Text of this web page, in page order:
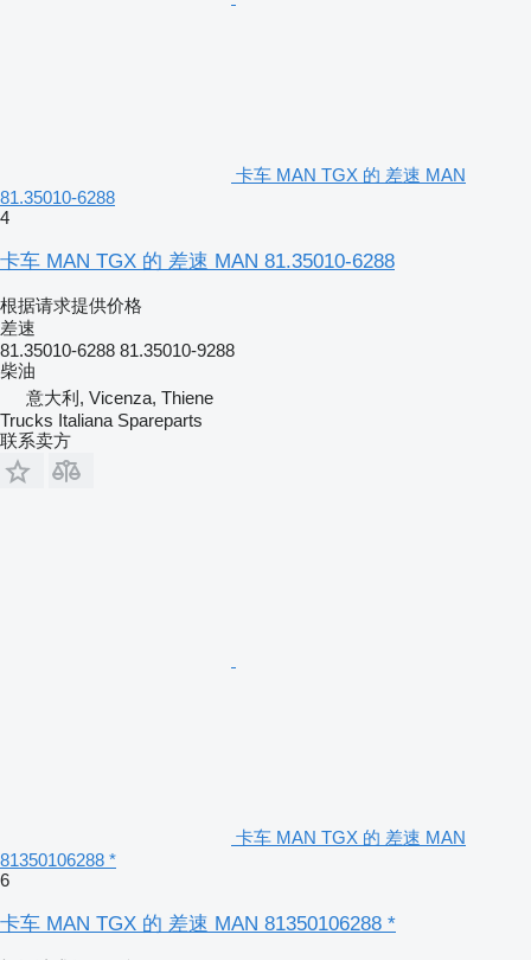
卡车 MAN TGX 的 差速 MAN
81.35010-6288
4
卡车 MAN TGX 的 差速 MAN 81.35010-6288
根据请求提供价格
差速
81.35010-6288 81.35010-9288
柴油
意大利, Vicenza, Thiene
Trucks Italiana Spareparts
联系卖方
卡车 MAN TGX 的 差速 MAN
81350106288 *
6
卡车 MAN TGX 的 差速 MAN 81350106288 *